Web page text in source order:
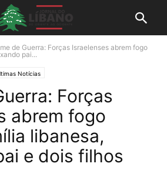
de Guerra: Forças Israelenses abrem fogo
pai...
Notícias
Forças
abrem fogo
libanesa,
e dois filhos